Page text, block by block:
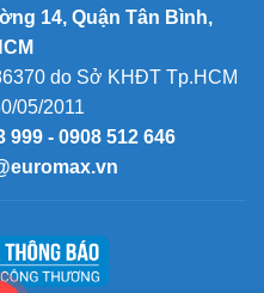
14, Quận Tân Bình,
do Sở KHĐT Tp.HCM
05/2011
999 - 0908 512 646